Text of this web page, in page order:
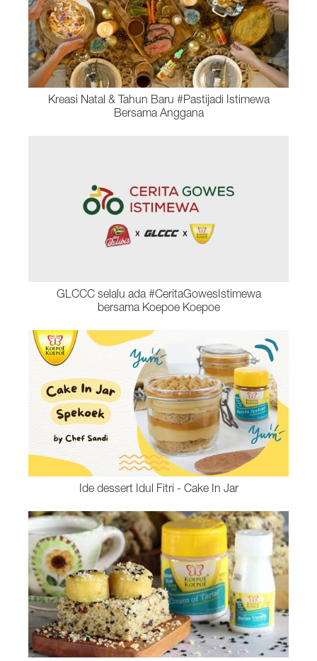
Kreasi Natal & Tahun Baru #Pastijadi Istimewa
Bersama Anggana
GLCCC selalu ada #CeritaGowesIstimewa
bersama Koepoe Koepoe
Ide dessert Idul Fitri - Cake In Jar